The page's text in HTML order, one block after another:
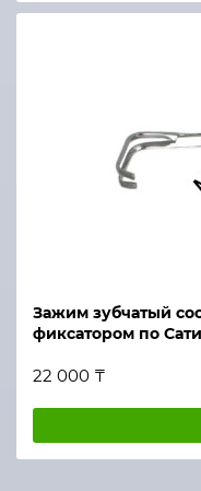
Зажим зубчатый
фиксатором по
22 000 ₸